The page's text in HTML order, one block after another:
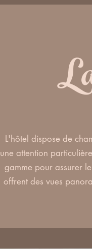
L'hôtel dispose de
une attention
gamme pour assurer
offrent des vues